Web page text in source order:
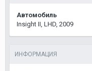
Автомобиль
Insight II, LHD, 2009
ИНФОРМАЦИЯ